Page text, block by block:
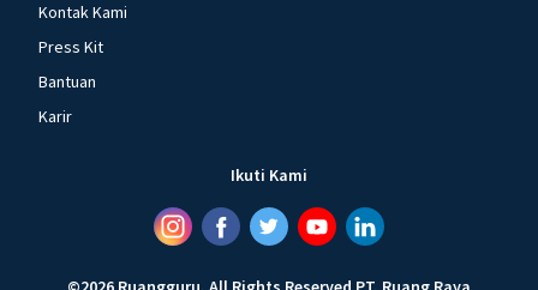
Kontak Kami
Press Kit
Bantuan
Karir
Ikuti Kami